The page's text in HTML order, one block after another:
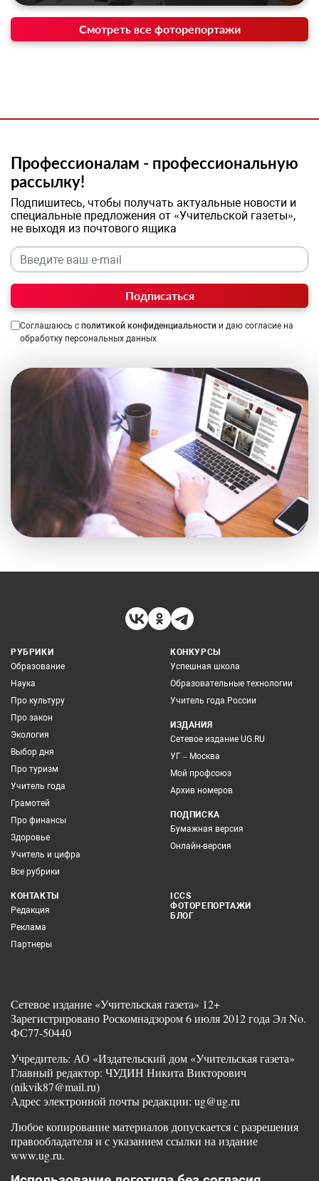
Смотреть все фоторепортажи
Профессионалам - профессиональную
рассылку!
Подпишитесь, чтобы получать актуальные новости и
специальные предложения от «Учительской газеты»,
не выходя из почтового ящика
Подписаться
Соглашаюсь с политикой конфиденциальности и даю согласие на
обработку персональных данных
РУБРИКИ
Образование
Наука
Про культуру
Про закон
Экология
Выбор дня
Про туризм
Учитель года
Грамотей
Про финансы
Здоровье
Учитель и цифра
Все рубрики
КОНКУРСЫ
Успешная школа
Образовательные технологии
Учитель года России
ИЗДАНИЯ
Сетевое издание UG.RU
УГ – Москва
Мой профсоюз
Архив номеров
ПОДПИСКА
Бумажная версия
Онлайн-версия
КОНТАКТЫ
Редакция
Реклама
Партнеры
ICCS
ФОТОРЕПОРТАЖИ
БЛОГ
Сетевое издание «Учительская газета» 12+
Зарегистрировано Роскомнадзором 6 июля 2012 года Эл No.
ФС77-50440
Учредитель: АО «Издательский дом «Учительская газета»
Главный редактор: ЧУДИН Никита Викторович
(nikvik87@mail.ru)
Адрес электронной почты редакции: ug@ug.ru
Любое копирование материалов допускается с разрешения
правообладателя и с указанием ссылки на издание
www.ug.ru.